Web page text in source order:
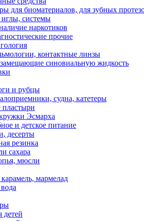
для биоматериалов, для зубных
системы
наркотиков
прочие
контактные линзы
синовиальную жидкость
и рубцы
судна, катетеры
Эсмарха
и детское питание
десерты
резинка
сахара
мюсли
мармелад
детей